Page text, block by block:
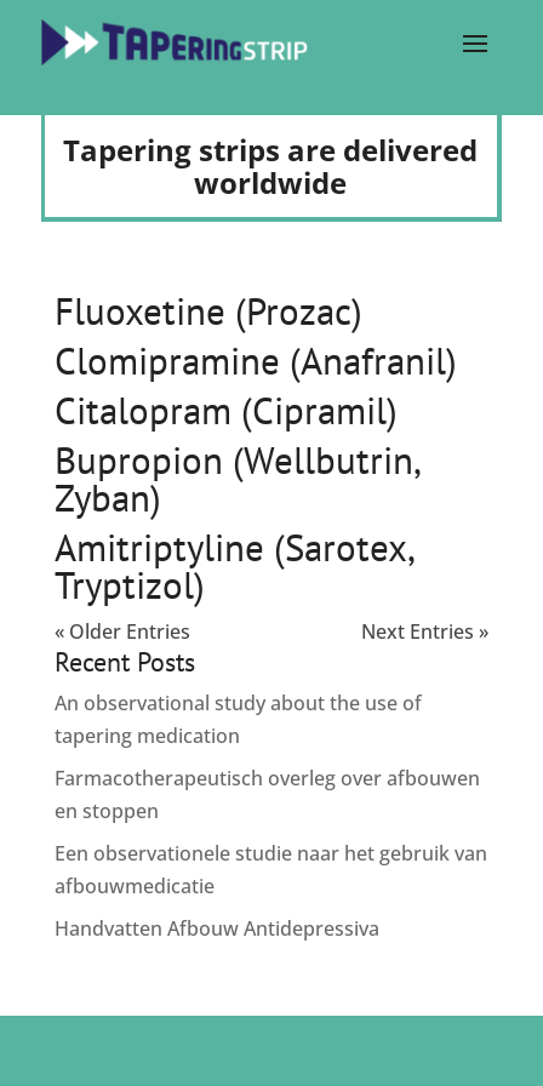
Tapering strips are delivered
worldwide
Fluoxetine (Prozac)
Clomipramine (Anafranil)
Citalopram (Cipramil)
Bupropion (Wellbutrin,
Zyban)
Amitriptyline (Sarotex,
Tryptizol)
« Older Entries Next Entries »
Recent Posts
An observational study about the use of
tapering medication
Farmacotherapeutisch overleg over afbouwen
en stoppen
Een observationele studie naar het gebruik van
afbouwmedicatie
Handvatten Afbouw Antidepressiva